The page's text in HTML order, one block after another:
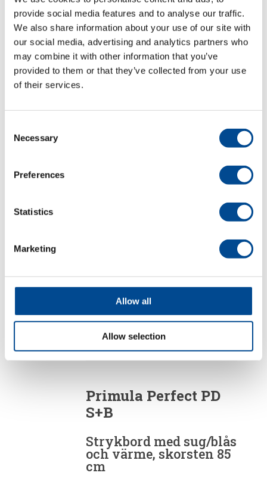
provide social media features and to analyse our traffic.
We also share information about your use of our site with
our social media, advertising and analytics partners who
may combine it with other information that you’ve
provided to them or that they’ve collected from your use
of their services.
Selection
Necessary
Preferences
Statistics
Marketing
Allow all
Allow selection
gardiner etc. Komplettera med
tillbehör såsom svängarm, ärmblock/
äggblock, strykjärnsgalge, belysning,
upphängning för strykjärn samt
strykjärn. Pressbordet rymmer ett
eller två block.
Fler maskiner för branschen
Fler maskiner för branschen
Primula Perfect PD
Pressbord
Primula Perfect PD
S+B
Strykbord med sug/blås
och värme, skorsten 85
cm